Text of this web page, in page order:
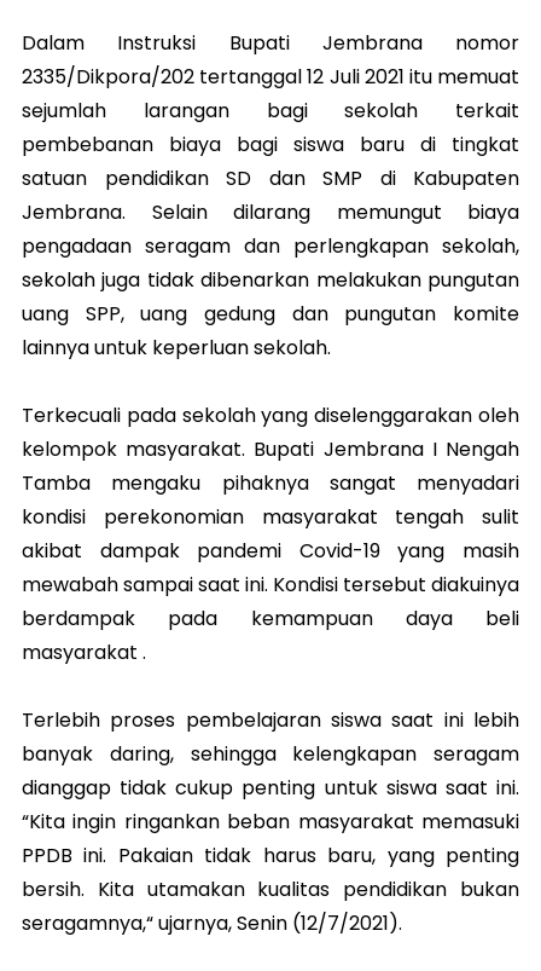
Dalam Instruksi Bupati Jembrana nomor
2335/Dikpora/202 tertanggal 12 Juli 2021 itu memuat
sejumlah larangan bagi sekolah terkait
pembebanan biaya bagi siswa baru di tingkat
satuan pendidikan SD dan SMP di Kabupaten
Jembrana. Selain dilarang memungut biaya
pengadaan seragam dan perlengkapan sekolah,
sekolah juga tidak dibenarkan melakukan pungutan
uang SPP, uang gedung dan pungutan komite
lainnya untuk keperluan sekolah.
Terkecuali pada sekolah yang diselenggarakan oleh
kelompok masyarakat. Bupati Jembrana I Nengah
Tamba mengaku pihaknya sangat menyadari
kondisi perekonomian masyarakat tengah sulit
akibat dampak pandemi Covid-19 yang masih
mewabah sampai saat ini. Kondisi tersebut diakuinya
berdampak pada kemampuan daya beli
masyarakat .
Terlebih proses pembelajaran siswa saat ini lebih
banyak daring, sehingga kelengkapan seragam
dianggap tidak cukup penting untuk siswa saat ini.
“Kita ingin ringankan beban masyarakat memasuki
PPDB ini. Pakaian tidak harus baru, yang penting
bersih. Kita utamakan kualitas pendidikan bukan
seragamnya,“ ujarnya, Senin (12/7/2021).